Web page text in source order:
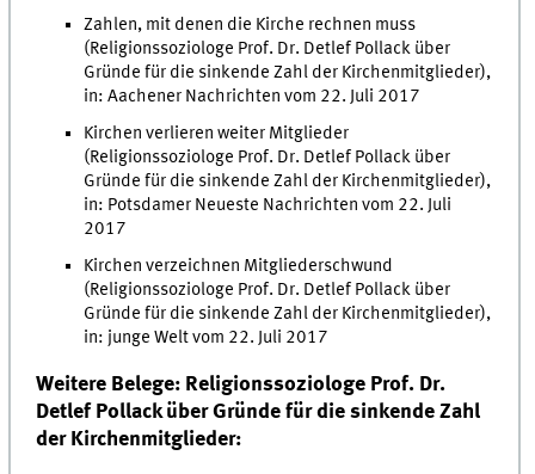
Zahlen, mit denen die Kirche rechnen muss
(Religionssoziologe Prof. Dr. Detlef Pollack über
Gründe für die sinkende Zahl der Kirchenmitglieder),
in: Aachener Nachrichten vom 22. Juli 2017
Kirchen verlieren weiter Mitglieder
(Religionssoziologe Prof. Dr. Detlef Pollack über
Gründe für die sinkende Zahl der Kirchenmitglieder),
in: Potsdamer Neueste Nachrichten vom 22. Juli
2017
Kirchen verzeichnen Mitgliederschwund
(Religionssoziologe Prof. Dr. Detlef Pollack über
Gründe für die sinkende Zahl der Kirchenmitglieder),
in: junge Welt vom 22. Juli 2017
Weitere Belege: Religionssoziologe Prof. Dr.
Detlef Pollack über Gründe für die sinkende Zahl
der Kirchenmitglieder: